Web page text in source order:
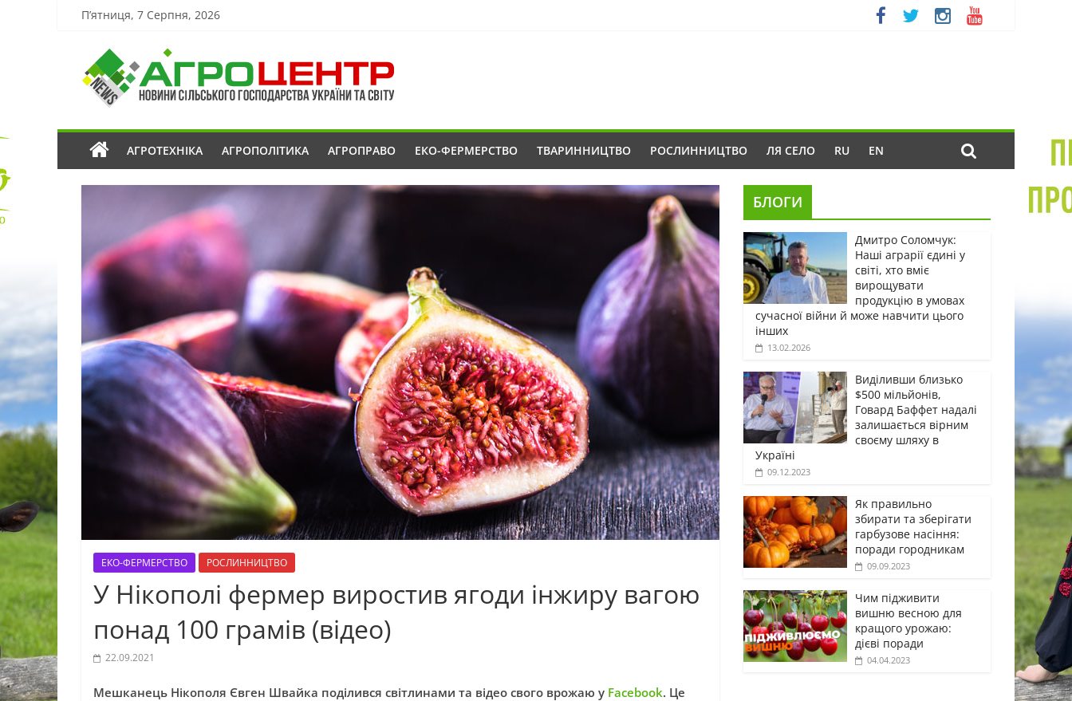
П’ятниця, 7 Серпня, 2026
АГРОТЕХНІКА АГРОПОЛІТИКА АГРОПРАВО ЕКО-ФЕРМЕРСТВО ТВАРИННИЦТВО РОСЛИННИЦТВО ЛЯ СЕЛО RU EN
ЕКО-ФЕРМЕРСТВО РОСЛИННИЦТВО
У Нікополі фермер виростив ягоди інжиру вагою
понад 100 грамів (відео)
22.09.2021
Мешканець Нікополя Євген Швайка поділився світлинами та відео свого врожаю у Facebook. Це
БЛОГИ
Дмитро Соломчук:
Наші аграрії єдині у
світі, хто вміє
вирощувати
продукцію в умовах
сучасної війни й може навчити цього
інших
13.02.2026
Виділивши близько
$500 мільйонів,
Говард Баффет надалі
залишається вірним
своєму шляху в
Україні
09.12.2023
Як правильно
збирати та зберігати
гарбузове насіння:
поради городникам
09.09.2023
Чим підживити
вишню весною для
кращого урожаю:
дієві поради
04.04.2023